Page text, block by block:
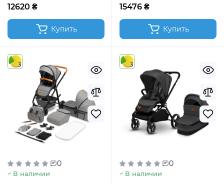
12620 ₴
Купить
15476 ₴
Купить
3
0
В наличии
3
0
В наличии